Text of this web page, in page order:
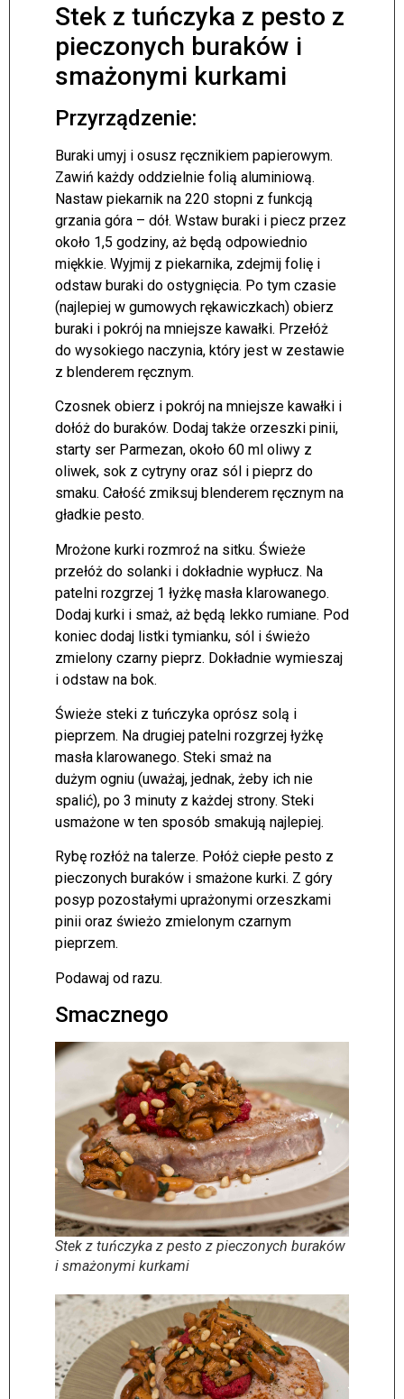
Stek z tuńczyka z pesto z
pieczonych buraków i
smażonymi kurkami
Przyrządzenie:
Buraki umyj i osusz ręcznikiem papierowym.
Zawiń każdy oddzielnie folią aluminiową.
Nastaw piekarnik na 220 stopni z funkcją
grzania góra – dół. Wstaw buraki i piecz przez
około 1,5 godziny, aż będą odpowiednio
miękkie. Wyjmij z piekarnika, zdejmij folię i
odstaw buraki do ostygnięcia. Po tym czasie
(najlepiej w gumowych rękawiczkach) obierz
buraki i pokrój na mniejsze kawałki. Przełóż
do wysokiego naczynia, który jest w zestawie
z blenderem ręcznym.
Czosnek obierz i pokrój na mniejsze kawałki i
dołóż do buraków. Dodaj także orzeszki pinii,
starty ser Parmezan, około 60 ml oliwy z
oliwek, sok z cytryny oraz sól i pieprz do
smaku. Całość zmiksuj blenderem ręcznym na
gładkie pesto.
Mrożone kurki rozmroź na sitku. Świeże
przełóż do solanki i dokładnie wypłucz. Na
patelni rozgrzej 1 łyżkę masła klarowanego.
Dodaj kurki i smaż, aż będą lekko rumiane. Pod
koniec dodaj listki tymianku, sól i świeżo
zmielony czarny pieprz. Dokładnie wymieszaj
i odstaw na bok.
Świeże steki z tuńczyka oprósz solą i
pieprzem. Na drugiej patelni rozgrzej łyżkę
masła klarowanego. Steki smaż na
dużym ogniu (uważaj, jednak, żeby ich nie
spalić), po 3 minuty z każdej strony. Steki
usmażone w ten sposób smakują najlepiej.
Rybę rozłóż na talerze. Połóż ciepłe pesto z
pieczonych buraków i smażone kurki. Z góry
posyp pozostałymi uprażonymi orzeszkami
pinii oraz świeżo zmielonym czarnym
pieprzem.
Podawaj od razu.
Smacznego
Stek z tuńczyka z pesto z pieczonych buraków
i smażonymi kurkami